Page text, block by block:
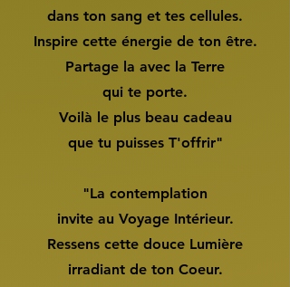
dans ton sang et tes cellules.
Inspire cette énergie de ton être.
Partage la avec la Terre
qui te porte.
Voilà le plus beau cadeau
que tu puisses T'offrir"
"La contemplation
invite au Voyage Intérieur.
Ressens cette douce Lumière
irradiant de ton Coeur.